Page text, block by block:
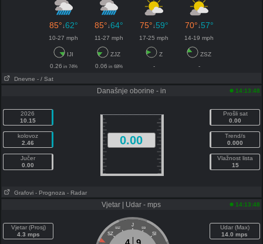
85°↓62° 85°↓64° 75°↓59° 70°↓57°
10-27 mph 11-27 mph 17-25 mph 14-19 mph
IJI ZJZ Z
ZSZ
0.26 in 74% 0.06 in 68% -
-
Dnevne - / Sat
Današnje oborine - in 14:13:48
2026
10.15
kolovoz
2.46
Jučer
0.00
0.00
Prošli sat
0.00
Trend/s
0.000
Vlažnost lista
15
Grafovi - Prognoza - Radar
Vjetar | Udar - mps 14:13:48
Vjetar (Prosj)
4.3 mps
J
SSZ SSI
SZ SI
Udar (Max)
14.0 mps